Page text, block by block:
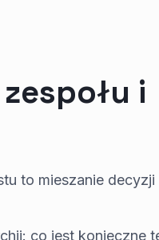
i
to mieszanie
co jest konieczne